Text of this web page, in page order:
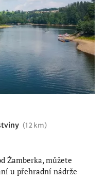
(12 km)
Žamberka, můžete
u přehradní nádrže